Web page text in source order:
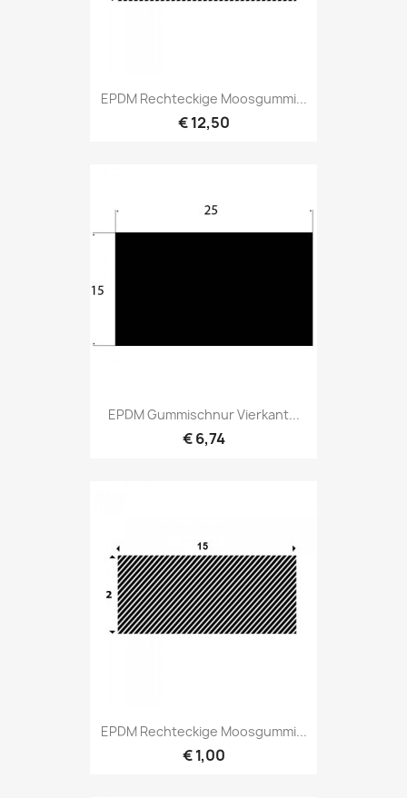
EPDM Rechteckige Moosgummi...
€ 12,50
EPDM Gummischnur Vierkant...
€ 6,74
EPDM Rechteckige Moosgummi...
€ 1,00